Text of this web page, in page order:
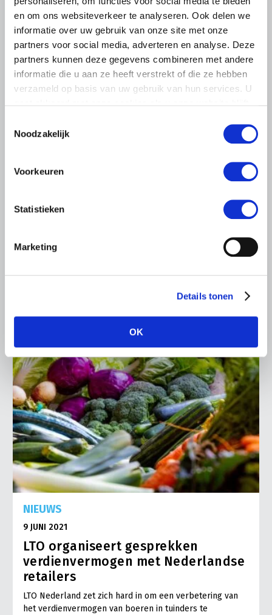
en om ons websiteverkeer te analyseren. Ook delen we
informatie over uw gebruik van onze site met onze
partners voor social media, adverteren en analyse. Deze
partners kunnen deze gegevens combineren met andere
informatie die u aan ze heeft verstrekt of die ze hebben
verzameld op basis van uw gebruik van hun services. U
Noodzakelijk
Voorkeuren
Statistieken
Marketing
Details tonen
OK
LTO LOBBY
Geschillencomissie Wet oneerlijke
start
vertegenwoordigers bij de Geschillencommissie terecht
met klachten over oneerlijke handelspraktijken in de
NIEUWS
9 JUNI 2021
LTO organiseert gesprekken
verdienvermogen met Nederlandse
retailers
LTO Nederland zet zich hard in om een verbetering van
het verdienvermogen van boeren in tuinders te